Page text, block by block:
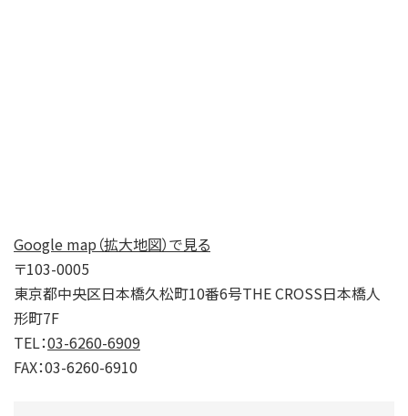
Google map（拡大地図）で見る
〒103-0005
東京都中央区日本橋久松町10番6号THE CROSS日本橋人
形町7F
TEL：03-6260-6909
FAX：03-6260-6910